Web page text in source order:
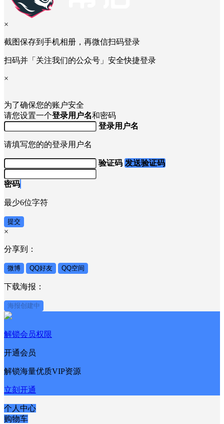
×
截图保存到手机相册，再微信扫码登录
扫码并「关注我们的公众号」安全快捷登录
×
为了确保您的账户安全
请您设置一个登录用户名和密码
登录用户名
请填写您的的登录用户名
验证码 发送验证码
密码
最少6位字符
提交
×
分享到：
微博 QQ好友 QQ空间
下载海报：
海报创建中
解锁会员权限
开通会员
解锁海量优质VIP资源
立刻开通
个人中心
购物车